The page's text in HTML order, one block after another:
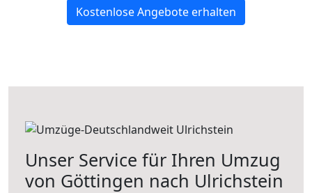
Kostenlose Angebote erhalten
Unser Service für Ihren Umzug
von Göttingen nach Ulrichstein